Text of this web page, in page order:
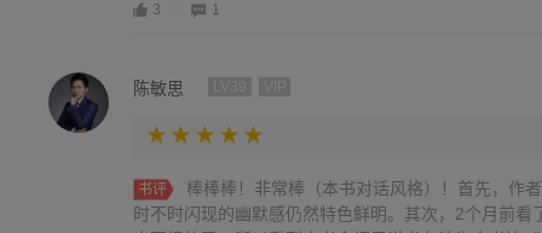
3 1
陈敏思
书评
棒棒棒！非常棒（本书对话风格）！首先，作
时不时闪现的幽默感仍然特色鲜明。其次，2个月前